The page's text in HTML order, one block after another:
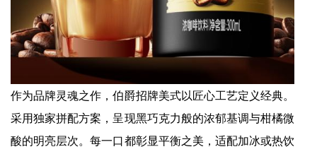
作为品牌灵魂之作，伯爵招牌美式以匠心工艺定义经典。
采用独家拼配方案，呈现黑巧克力般的浓郁基调与柑橘微
酸的明亮层次。每一口都彰显平衡之美，适配加冰或热饮